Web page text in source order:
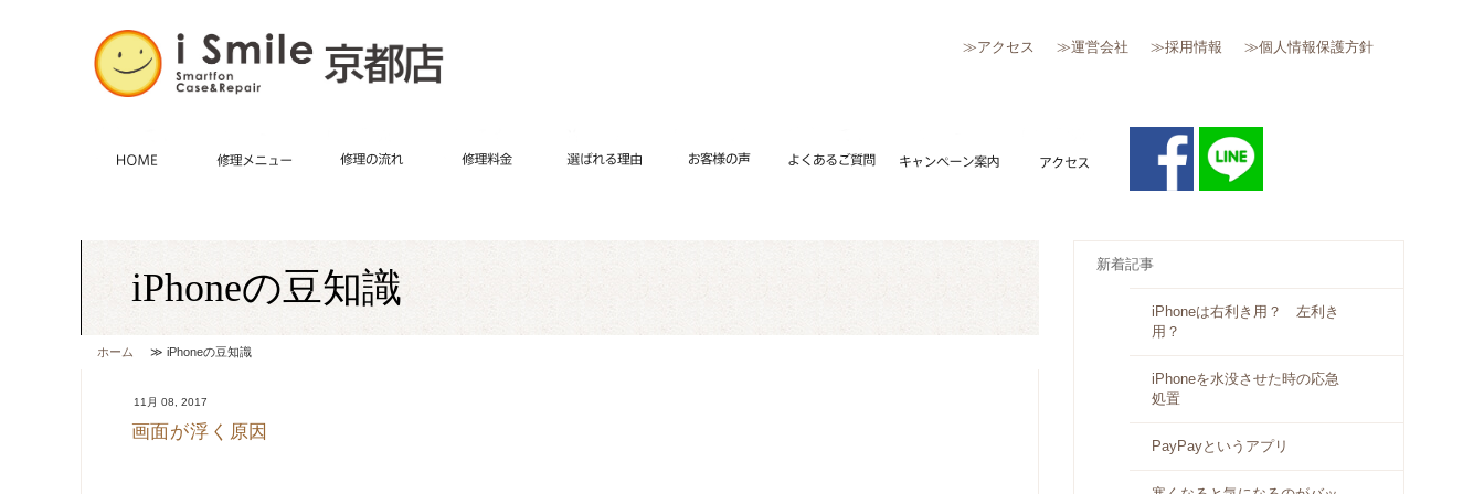
≫アクセス ≫運営会社 ≫採用情報 ≫個人情報保護方針
キャンペーン案内アクセス
iPhoneの豆知識
ホーム ≫ iPhoneの豆知識
11月 08, 2017
画面が浮く原因
新着記事
iPhoneは右利き用？ 左利き
用？
iPhoneを水没させた時の応急
処置
PayPayというアプリ